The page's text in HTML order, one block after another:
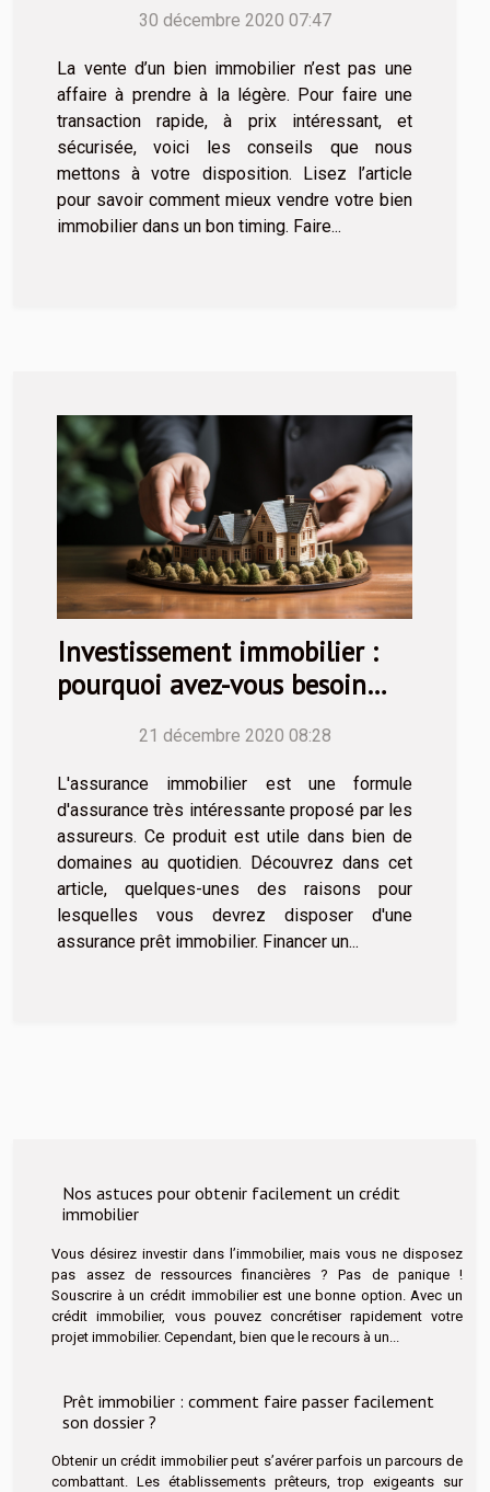
30 décembre 2020 07:47
La vente d’un bien immobilier n’est pas une
affaire à prendre à la légère. Pour faire une
transaction rapide, à prix intéressant, et
sécurisée, voici les conseils que nous
mettons à votre disposition. Lisez l’article
pour savoir comment mieux vendre votre bien
immobilier dans un bon timing. Faire...
Investissement immobilier :
pourquoi avez-vous besoin
immobilier ?21 décembre 2020 08:28
L'assurance immobilier est une formule
d'assurance très intéressante proposé par les
assureurs. Ce produit est utile dans bien de
domaines au quotidien. Découvrez dans cet
article, quelques-unes des raisons pour
lesquelles vous devrez disposer d'une
assurance prêt immobilier. Financer un...
Nos astuces pour obtenir facilement un crédit
immobilier
Vous désirez investir dans l’immobilier, mais vous ne disposez
pas assez de ressources financières ? Pas de panique !
Souscrire à un crédit immobilier est une bonne option. Avec un
crédit immobilier, vous pouvez concrétiser rapidement votre
projet immobilier. Cependant, bien que le recours à un...
Prêt immobilier : comment faire passer facilement
son dossier ?
Obtenir un crédit immobilier peut s’avérer parfois un parcours de
combattant. Les établissements prêteurs, trop exigeants sur